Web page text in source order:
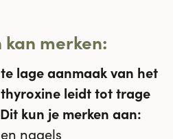
merken:
lage aanmaak van het
leidt tot trage
kun je merken aan:
nagels